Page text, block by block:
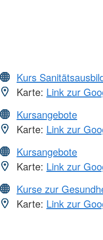
Kurs
Karte: Link zur
Kursangebote
Karte: Link zur
Kursangebote
Karte: Link zur
Kurse zur
Karte: Link zur